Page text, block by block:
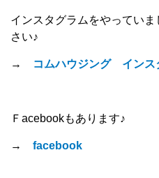
インスタグラムをやってい
さい♪
→ コムハウジング インス
Ｆacebookもあります♪
→ facebook